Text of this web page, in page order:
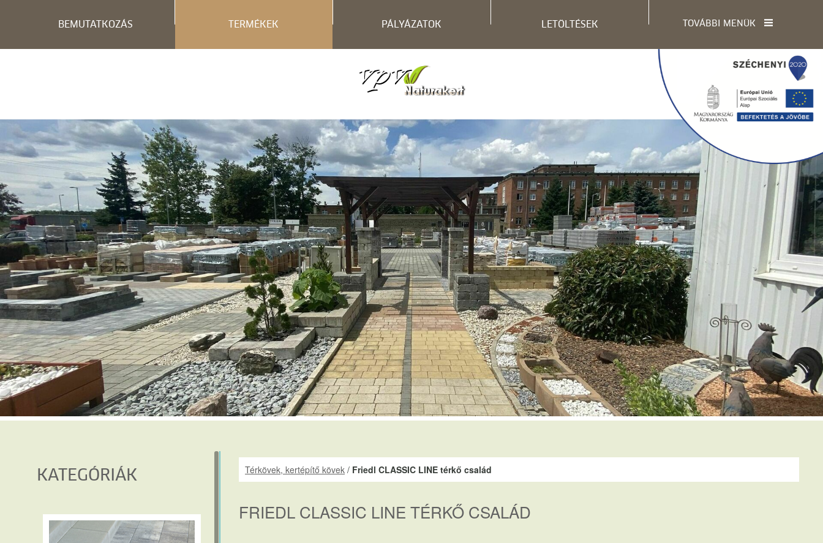
BEMUTATKOZÁS TERMÉKEK PÁLYÁZATOK LETÖLTÉSEK TOVÁBBI MENÜK
KATEGÓRIÁK Térkövek, kertépítő kövek / Friedl CLASSIC LINE térkő család
FRIEDL CLASSIC LINE TÉRKŐ CSALÁD